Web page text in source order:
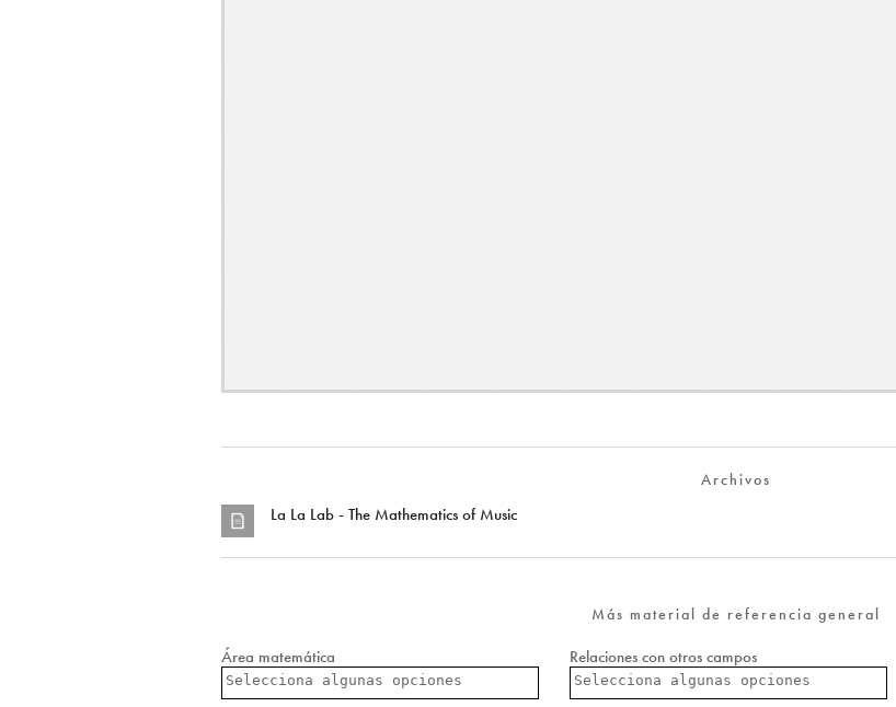
Archivos
La La Lab - The Mathematics of Music
Más material de referencia general
Área matemática Relaciones con otros campos